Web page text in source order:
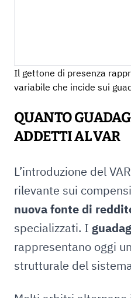
Il gettone di presenza
variabile che incide sui
QUANTO
ADDETTI AL VAR
L’introduzione del
rilevante sui
nuova fonte di
specializzati. I
rappresentano oggi
strutturale del